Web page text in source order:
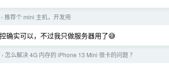
› 推荐个 mini 主机，开发用
确实可以，不过我只做服务器用了😅
› 怎么解决 4G 内存的 iPhone 13 Mini 很卡的问题 ？